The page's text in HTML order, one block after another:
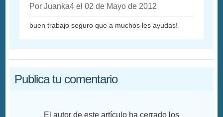
Por Juanka4 el 02 de Mayo de 2012
buen trabajo seguro que a muchos les ayudas!
Publica tu comentario
El autor de este artículo ha cerrado los